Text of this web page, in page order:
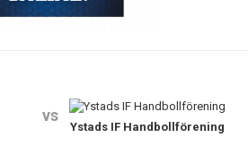
vs
Ystads IF Handbollförening